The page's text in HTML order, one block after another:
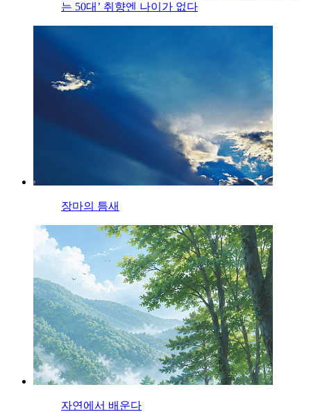
는 50대’ 취향엔 나이가 없다
장마의 틈새
자연에서 배운다